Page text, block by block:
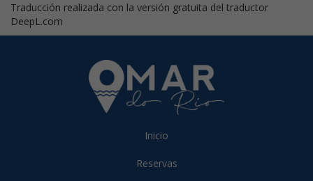
Traducción realizada con la versión gratuita del traductor
DeepL.com
Inicio
Reservas